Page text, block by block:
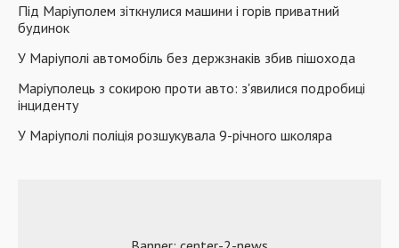
Під Маріуполем зіткнулися машини і горів приватний
будинок
У Маріуполі автомобіль без держзнаків збив пішохода
Маріуполець з сокирою проти авто: з'явилися подробиці
інциденту
У Маріуполі поліція розшукувала 9-річного школяра